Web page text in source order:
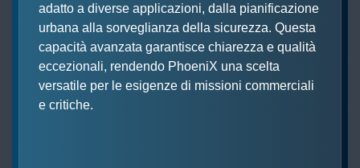
adatto a diverse applicazioni, dalla pianificazione
urbana alla sorveglianza della sicurezza. Questa
capacità avanzata garantisce chiarezza e qualità
eccezionali, rendendo PhoeniX una scelta
versatile per le esigenze di missioni commerciali
e critiche.